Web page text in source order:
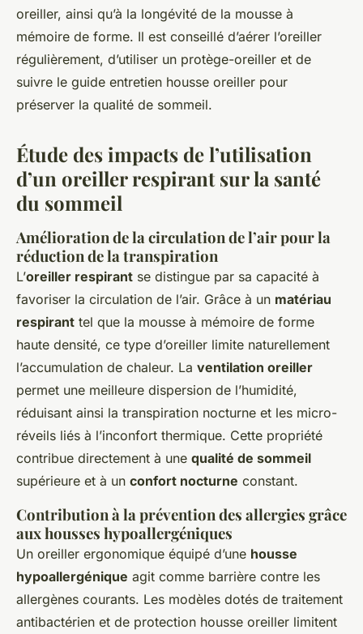
oreiller, ainsi qu’à la longévité de la mousse à
mémoire de forme. Il est conseillé d’aérer l’oreiller
régulièrement, d’utiliser un protège-oreiller et de
suivre le guide entretien housse oreiller pour
préserver la qualité de sommeil.
Étude des impacts de l’utilisation
d’un oreiller respirant sur la santé
du sommeil
Amélioration de la circulation de l’air pour la
réduction de la transpiration
L’oreiller respirant se distingue par sa capacité à
favoriser la circulation de l’air. Grâce à un matériau
respirant tel que la mousse à mémoire de forme
haute densité, ce type d’oreiller limite naturellement
l’accumulation de chaleur. La ventilation oreiller
permet une meilleure dispersion de l’humidité,
réduisant ainsi la transpiration nocturne et les micro-
réveils liés à l’inconfort thermique. Cette propriété
contribue directement à une qualité de sommeil
supérieure et à un confort nocturne constant.
Contribution à la prévention des allergies grâce
aux housses hypoallergéniques
Un oreiller ergonomique équipé d’une housse
hypoallergénique agit comme barrière contre les
allergènes courants. Les modèles dotés de traitement
antibactérien et de protection housse oreiller limitent